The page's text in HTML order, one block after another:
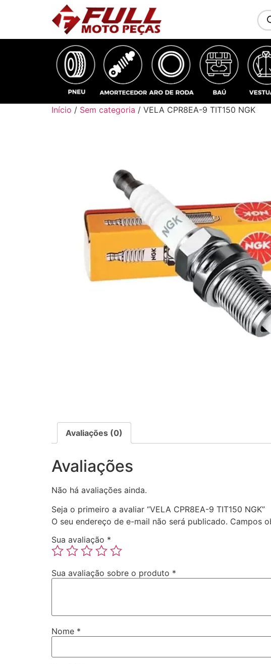
Início / Sem categoria / VELA CPR8EA-9 TIT150 NGK
Avaliações (0)
Avaliações
Não há avaliações ainda.
Seja o primeiro a avaliar “VELA CPR8EA-9 TIT150 NGK”
O seu endereço de e-mail não será publicado. Campos
Sua avaliação *
Sua avaliação sobre o produto *
Nome *